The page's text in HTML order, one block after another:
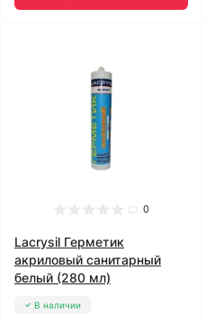
0
Lacrysil Герметик
акриловый санитарный
белый (280 мл)
В наличии